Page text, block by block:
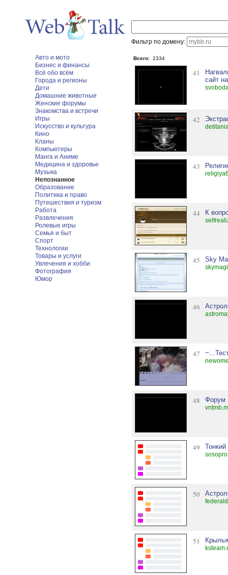
Фильтр по домену:
Авто и мото
Бизнес и финансы
Всё обо всём
Города и регионы
Дети
Домашние животные
Женские форумы
Знакомства и встречи
Игры
Искусство и культура
Кино
Кланы
Компьютеры
Манга и Аниме
Медицина и здоровье
Музыка
Непознанное
Образование
Политика и право
Путешествия и туризм
Работа
Развлечения
Ролевые игры
Семья и быт
Спорт
Технологии
Товары и услуги
Увлечения и хобби
Фотография
Юмор
Всего: 2334
41
сайт
42
43
44 К
45 Sky
46
47
48 Форум
49
50
51